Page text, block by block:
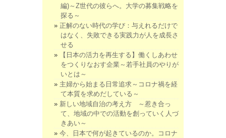
編)～Z世代の彼らへ。大学の募集戦略を
探る～
正解のない時代の学び：与えれるだけで
はなく、失敗できる実践力が人を成長さ
せる
【日本の活力を再生する】働くしあわせ
をつくりなおす企業～若手社員のやりが
いとは～
主婦から始まる日常追求～コロナ禍を経
て本質を求めだしている～
新しい地域自治の考え方 ～惹き合っ
て、地域の中での活動を創っていく人づ
きあい～
今、日本で何が起きているのか。コロナ